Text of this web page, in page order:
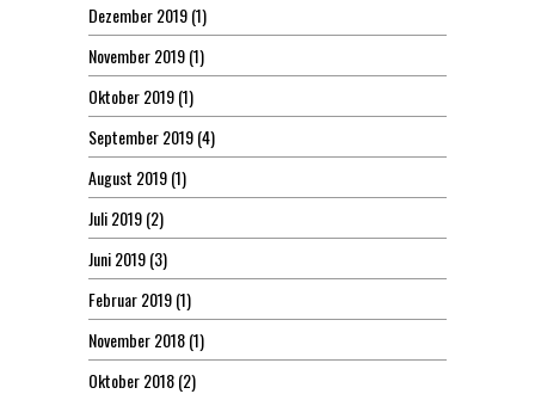
Dezember 2019(1)
November 2019(1)
Oktober 2019(1)
September 2019(4)
August 2019(1)
Juli 2019(2)
Juni 2019(3)
Februar 2019(1)
November 2018(1)
Oktober 2018(2)